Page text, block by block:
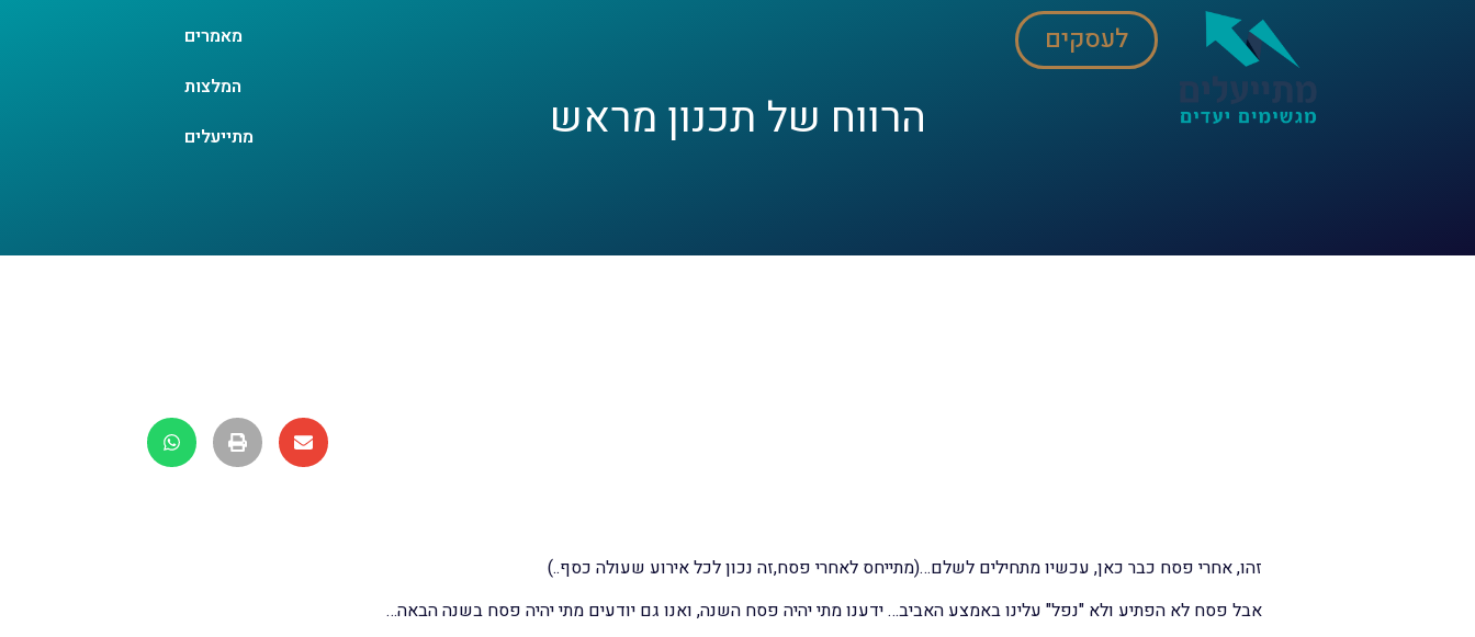
לעסקים
מאמרים
המלצות
מתייעלים
הרווח של תכנון מראש
זהו, אחרי פסח כבר כאן, עכשיו מתחילים לשלם…(מתייחס לאחרי פסח,זה נכון לכל אירוע שעולה כסף..)
אבל פסח לא הפתיע ולא "נפל" עלינו באמצע האביב… ידענו מתי יהיה פסח השנה, ואנו גם יודעים מתי יהיה פסח בשנה הבאה…